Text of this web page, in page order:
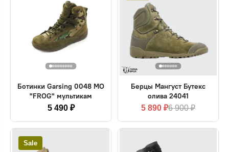
Ботинки Garsing 0048 МО
"FROG" мультикам
5 490 ₽
Берцы Мангуст Бутекс
олива 24041
5 890 ₽6 900 ₽
Sale